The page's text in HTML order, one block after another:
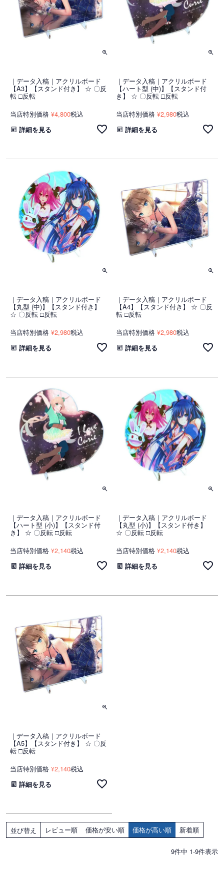
｜データ入稿｜アクリルボード
【A3】【スタンド付き】 ☆ 〇反
転 □反転
当店特別価格 ¥4,800税込
詳細を見る
｜データ入稿｜アクリルボード
【ハート型 (中)】【スタンド付
き】 ☆ 〇反転 □反転
当店特別価格 ¥2,980税込
詳細を見る
｜データ入稿｜アクリルボード
【丸型 (中)】【スタンド付き】
☆ 〇反転 □反転
当店特別価格 ¥2,980税込
詳細を見る
｜データ入稿｜アクリルボード
【A4】【スタンド付き】 ☆ 〇反
転 □反転
当店特別価格 ¥2,980税込
詳細を見る
｜データ入稿｜アクリルボード
【ハート型 (小)】【スタンド付
き】 ☆ 〇反転 □反転
当店特別価格 ¥2,140税込
詳細を見る
｜データ入稿｜アクリルボード
【丸型 (小)】【スタンド付き】
☆ 〇反転 □反転
当店特別価格 ¥2,140税込
詳細を見る
｜データ入稿｜アクリルボード
【A5】【スタンド付き】 ☆ 〇反
転 □反転
当店特別価格 ¥2,140税込
詳細を見る
並び替え レビュー順 価格が安い順 価格が高い順 新着順
9件中 1-9件表示